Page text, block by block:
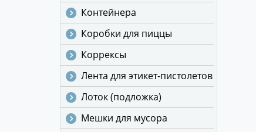
Контейнера
Коробки для пиццы
Коррексы
Лента для этикет-пистолетов
Лоток (подложка)
Мешки для мусора